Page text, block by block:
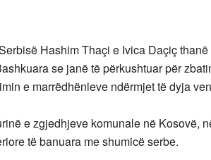
Hashim Thaçi e Ivica Daçiç thanë
se janë të përkushtuar për
e marrëdhënieve ndërmjet të dyja
e zgjedhjeve komunale në Kosovë,
të banuara me shumicë serbe.